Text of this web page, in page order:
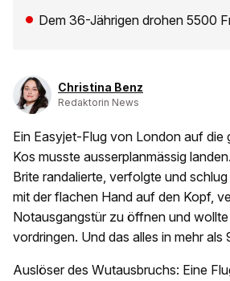
Dem 36-Jährigen drohen 5500
Christina Benz
Redaktorin News
Ein Easyjet-Flug von London auf die
Kos musste ausserplanmässig
Brite randalierte, verfolgte und
mit der flachen Hand auf den Kopf,
Notausgangstür zu öffnen und
vordringen. Und das alles in mehr als
Auslöser des Wutausbruchs: Eine